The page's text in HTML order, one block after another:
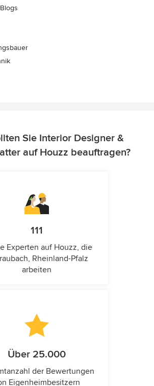
Sie Interior Designer &
auf Houzz beauftragen?
111
Experten auf Houzz, die
Rheinland-Pfalz
arbeiten
Über 25.000
der Bewertungen
Eigenheimbesitzern